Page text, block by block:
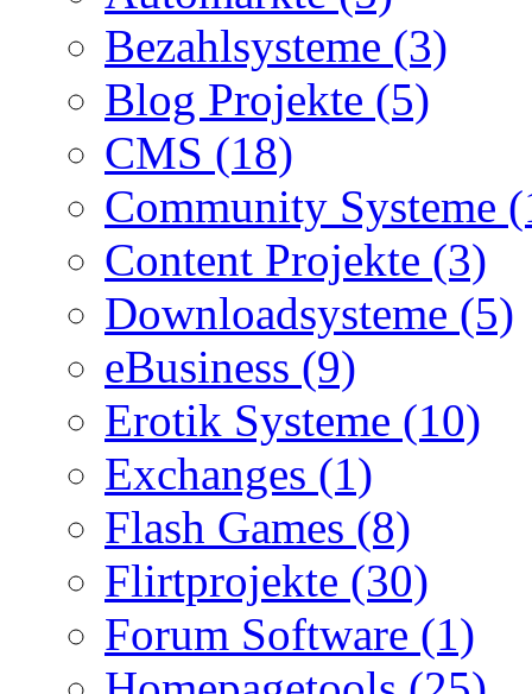
Bezahlsysteme (3)
Blog Projekte (5)
CMS (18)
Community Systeme
Content Projekte (3)
Downloadsysteme (5)
eBusiness (9)
Erotik Systeme (10)
Exchanges (1)
Flash Games (8)
Flirtprojekte (30)
Forum Software (1)